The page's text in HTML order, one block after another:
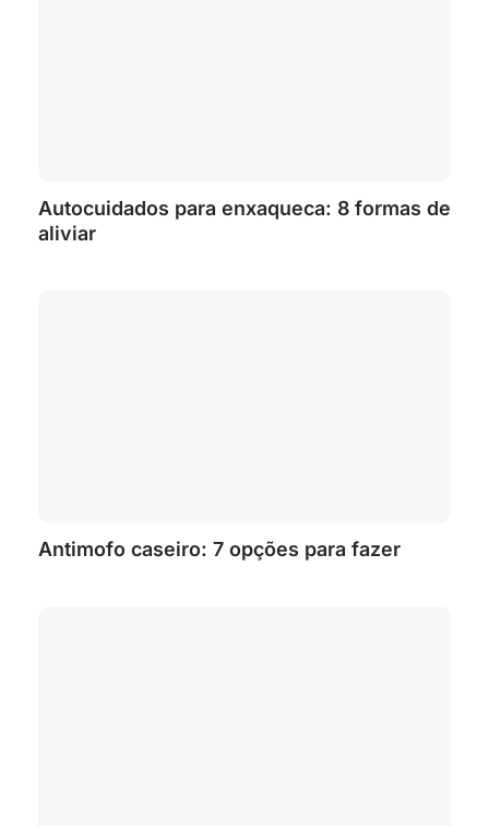
Autocuidados para enxaqueca: 8 formas de
aliviar
Antimofo caseiro: 7 opções para fazer